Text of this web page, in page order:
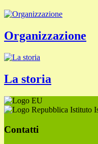
Organizzazione
La storia
Istituto
Contatti